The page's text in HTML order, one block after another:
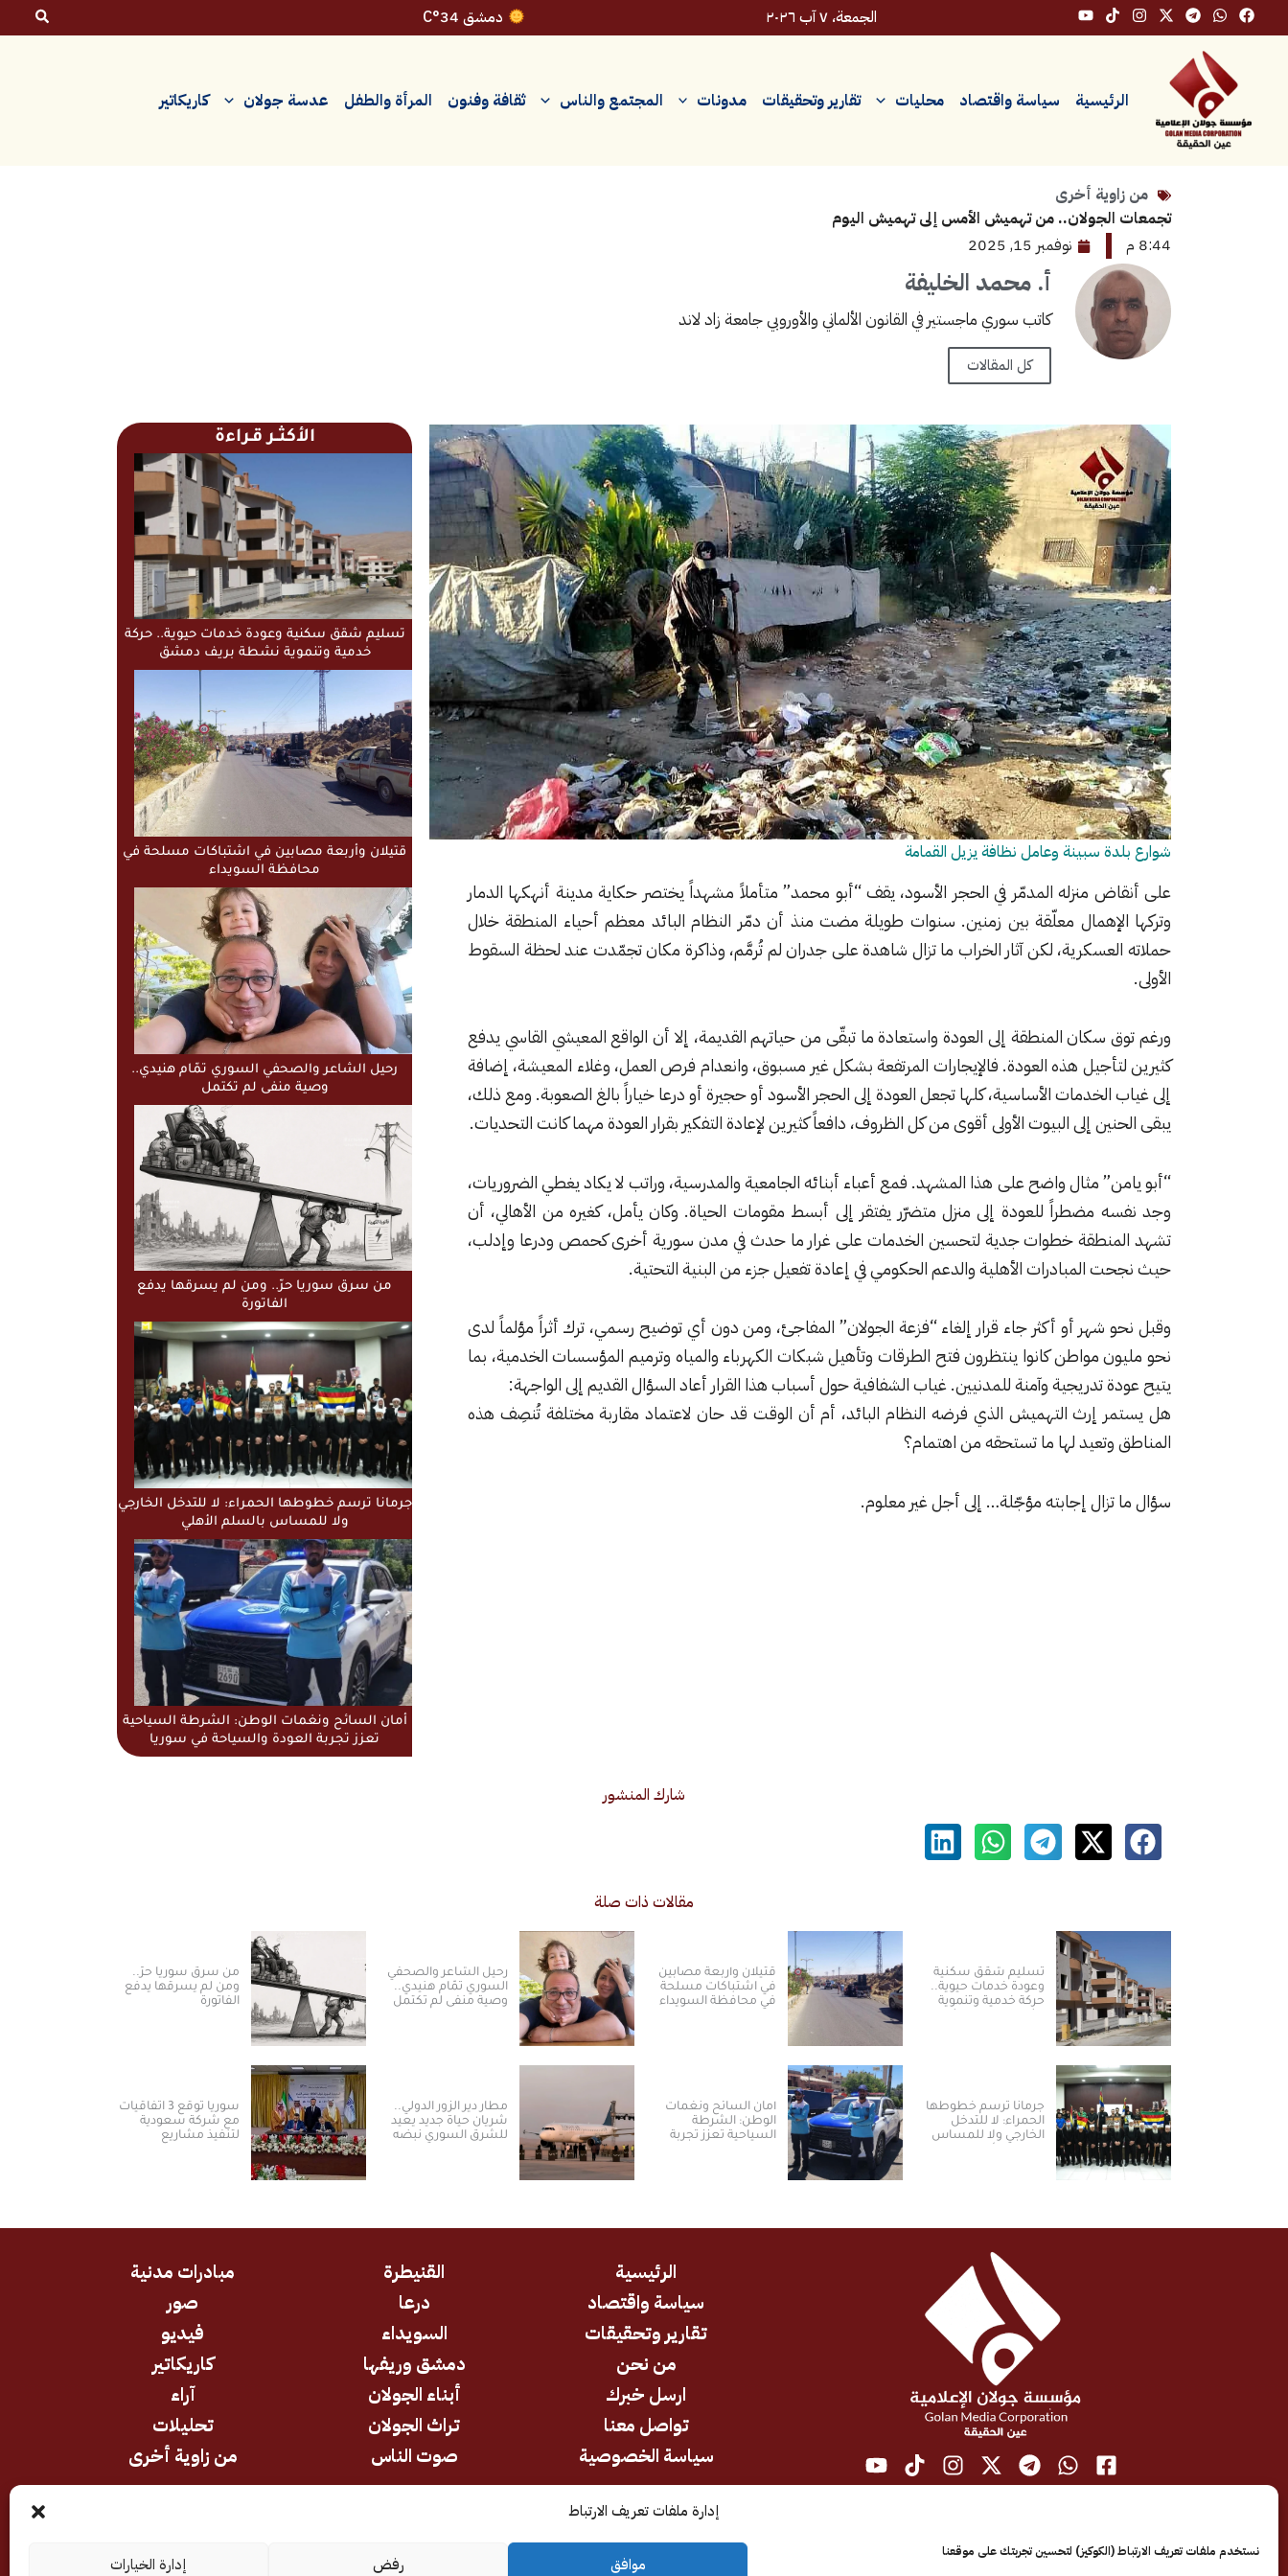
إدارة ملفات تعريف الارتباط
نستخدم ملفات تعريف الارتباط (الكوكيز) لتحسين تجربتك على موقعنا
موافق رفض إدارة الخيارات
تخطي
إلى
الجمعة، ٧ آب ٢٠٢٦ دمشق 34°C
الرئيسية سياسة واقتصاد محليات تقارير وتحقيقات مدونات المجتمع والناس ثقافة وفنون المرأة والطفل عدسة جولان كاريكاتير
من زاوية أخرى
تجمعات الجولان.. من تهميش الأمس إلى تهميش اليوم
8:44 م
نوفمبر 15, 2025
أ. محمد الخليفة
كاتب سوري ماجستير في القانون الألماني والأوروبي جامعة زاد لاند
كل المقالات
شوارع بلدة سبينة وعامل نظافة يزيل القمامة
على أنقاض منزله المدمّر في الحجر الأسود، يقف “أبو محمد” متأملاً مشهداً يختصر حكاية مدينة أنهكها الدمار
وتركها الإهمال معلّقة بين زمنين. سنوات طويلة مضت منذ أن دمّر النظام البائد معظم أحياء المنطقة خلال
حملاته العسكرية، لكن آثار الخراب ما تزال شاهدة على جدران لم تُرمَّم، وذاكرة مكان تجمّدت عند لحظة السقوط
الأولى.
ورغم توق سكان المنطقة إلى العودة واستعادة ما تبقّى من حياتهم القديمة، إلا أن الواقع المعيشي القاسي يدفع
كثيرين لتأجيل هذه العودة. فالإيجارات المرتفعة بشكل غير مسبوق، وانعدام فرص العمل، وغلاء المعيشة، إضافة
إلى غياب الخدمات الأساسية، كلها تجعل العودة إلى الحجر الأسود أو حجيرة أو درعا خياراً بالغ الصعوبة. ومع ذلك،
يبقى الحنين إلى البيوت الأولى أقوى من كل الظروف، دافعاً كثيرين لإعادة التفكير بقرار العودة مهما كانت التحديات.
“أبو يامن” مثال واضح على هذا المشهد. فمع أعباء أبنائه الجامعية والمدرسية، وراتب لا يكاد يغطي الضروريات،
وجد نفسه مضطراً للعودة إلى منزل متضرّر يفتقر إلى أبسط مقومات الحياة. وكان يأمل، كغيره من الأهالي، أن
تشهد المنطقة خطوات جدية لتحسين الخدمات على غرار ما حدث في مدن سورية أخرى كحمص ودرعا وإدلب،
حيث نجحت المبادرات الأهلية والدعم الحكومي في إعادة تفعيل جزء من البنية التحتية.
وقبل نحو شهر أو أكثر جاء قرار إلغاء “فزعة الجولان” المفاجئ، ومن دون أي توضيح رسمي، ترك أثراً مؤلماً لدى
نحو مليون مواطن كانوا ينتظرون فتح الطرقات وتأهيل شبكات الكهرباء والمياه وترميم المؤسسات الخدمية، بما
يتيح عودة تدريجية وآمنة للمدنيين. غياب الشفافية حول أسباب هذا القرار أعاد السؤال القديم إلى الواجهة:
هل يستمر إرث التهميش الذي فرضه النظام البائد، أم أن الوقت قد حان لاعتماد مقاربة مختلفة تُنصِف هذه
المناطق وتعيد لها ما تستحقه من اهتمام؟
سؤال ما تزال إجابته مؤجّلة… إلى أجل غير معلوم.
الأكثــر قـراءة
تسليم شقق سكنية وعودة خدمات حيوية.. حركة
خدمية وتنموية نشطة بريف دمشق
قتيلان وأربعة مصابين في اشتباكات مسلحة في
محافظة السويداء
رحيل الشاعر والصحفي السوري تمّام هنيدي..
وصية منفى لم تكتمل
من سرق سوريا حرّ.. ومن لم يسرقها يدفع
الفاتورة
جرمانا ترسم خطوطها الحمراء: لا للتدخل الخارجي
ولا للمساس بالسلم الأهلي
أمان السائح ونغمات الوطن: الشرطة السياحية
تعزز تجربة العودة والسياحة في سوريا
شارك المنشور
مقالات ذات صلة
تسليم شقق سكنية
وعودة خدمات حيوية..
حركة خدمية وتنموية
قتيلان وأربعة مصابين
في اشتباكات مسلحة
في محافظة السويداء
رحيل الشاعر والصحفي
السوري تمّام هنيدي..
وصية منفى لم تكتمل
من سرق سوريا حرّ..
ومن لم يسرقها يدفع
الفاتورة
جرمانا ترسم خطوطها
الحمراء: لا للتدخل
الخارجي ولا للمساس
أمان السائح ونغمات
الوطن: الشرطة
السياحية تعزز تجربة
مطار دير الزور الدولي..
شريان حياة جديد يعيد
للشرق السوري نبضه
سوريا توقع 3 اتفاقيات
مع شركة سعودية
لتنفيذ مشاريع
الرئيسية
سياسة واقتصاد
تقارير وتحقيقات
من نحن
ارسل خبرك
تواصل معنا
سياسة الخصوصية
القنيطرة
درعا
السويداء
دمشق وريفها
أبناء الجولان
تراث الجولان
صوت الناس
مبادرات مدنية
صور
فيديو
كاريكاتير
آراء
تحليلات
من زاوية أخرى
كل الآراء والتحليلات تعبر عن رأي أصحابها وليس بالضرورة عن رأي وتوجه